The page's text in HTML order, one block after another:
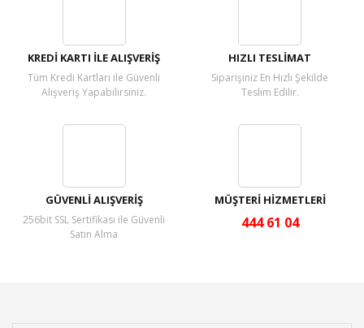
KREDİ KARTI İLE ALIŞVERİŞ
Tüm Kredi Kartları ile Güvenli
Alışveriş Yapabilirsiniz.
HIZLI TESLİMAT
Siparişiniz En Hızlı Şekilde
Teslim Edilir.
GÜVENLİ ALIŞVERİŞ
256bit SSL Sertifikası ile Güvenli
Satın Alma
MÜŞTERİ HİZMETLERİ
444 61 04